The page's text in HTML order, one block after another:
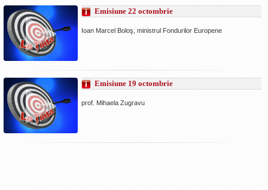
Bucuria Credinţei
Replica Braşovului
Zona Neutră
Contact
Emisiune 22 octombrie
Ioan Marcel Boloş, ministrul Fondurilor Europene
Emisiune 19 octombrie
prof. Mihaela Zugravu